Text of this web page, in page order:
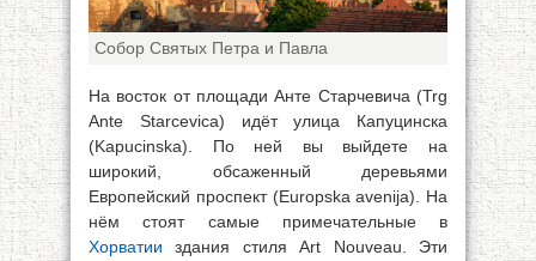
Собор Святых Петра и Павла
На восток от площади Анте Старчевича (Trg
Ante Starcevica) идёт улица Капуцинска
(Kapucinska). По ней вы выйдете на
широкий, обсаженный деревьями
Европейский проспект (Europska avenija). На
нём стоят самые примечательные в
Хорватии здания стиля Art Nouveau. Эти